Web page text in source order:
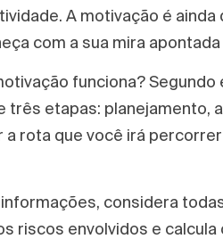
A motivação é
com a sua mira
funciona?
etapas: planejamento,
rota que você irá
considera
riscos envolvidos e